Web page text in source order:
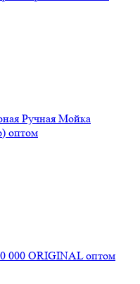
Ручная Мойка
оптом
000 ORIGINAL оптом